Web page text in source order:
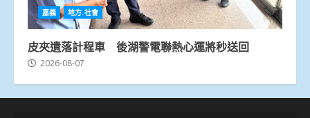
嘉義 地方.社會
皮夾遺落計程車 後湖警電聯熱心運將秒送回
2026-08-07